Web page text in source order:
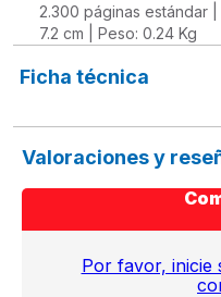
2.300 páginas estándar |
7.2 cm | Peso: 0.24 Kg
Ficha técnica
Valoraciones y
Por favor, inicie